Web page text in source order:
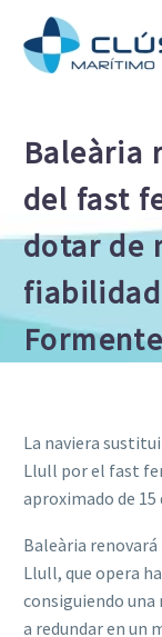
Baleària
del fast
dotar de
La naviera
Llull por el fast
aproximado de 15
Baleària
Llull, que opera
consiguiendo una
a redundar en un